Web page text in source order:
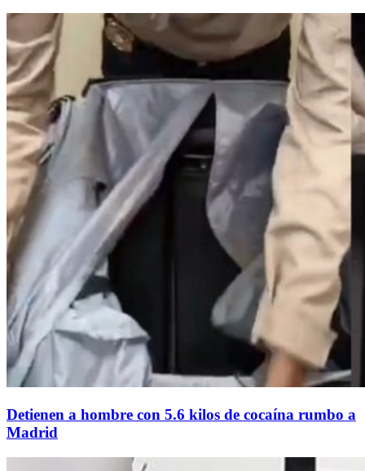
Detienen a hombre con 5.6 kilos de cocaína rumbo a
Madrid